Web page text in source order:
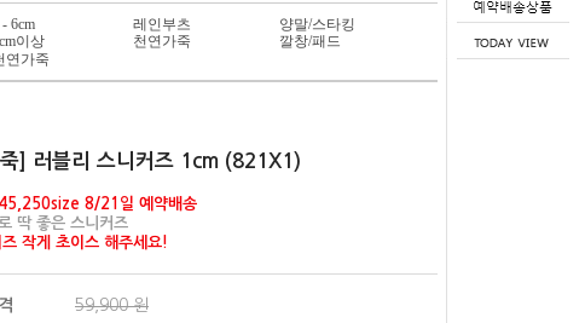
- 6cm
이상
연가죽
레인부츠
천연가죽
양말/스타킹
깔창/패드
죽] 러블리 스니커즈 1cm (821X1)
8/21일 예약배송
딱 좋은 스니커즈
작게 초이스 해주세요!
59,900원